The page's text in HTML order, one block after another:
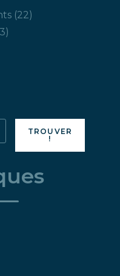
2222
13
TROUVER
!